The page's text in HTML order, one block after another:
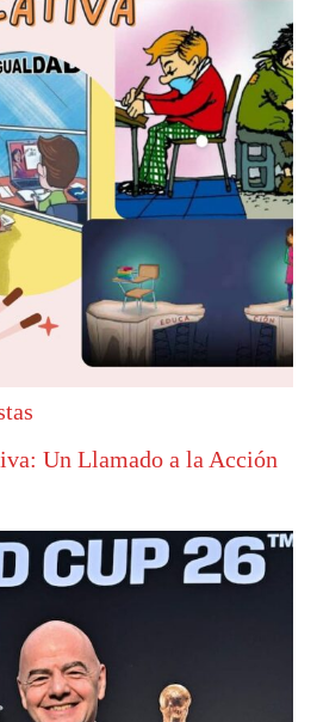
Un Llamado a la Acción